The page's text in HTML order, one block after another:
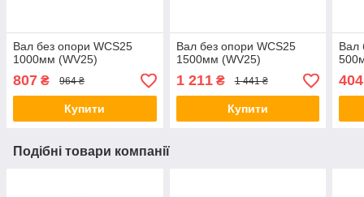
Вал без опори WCS25
1000мм (WV25)
807 ₴ 964 ₴
Купити
Вал без опори WCS25
1500мм (WV25)
1 211₴ 1 441 ₴
Купити
Вал
404
Подібні товари компанії